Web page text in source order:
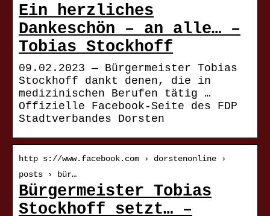
Ein herzliches
Dankeschön – an alle… –
Tobias Stockhoff
09.02.2023 — Bürgermeister Tobias
Stockhoff dankt denen, die in
medizinischen Berufen tätig …
Offizielle Facebook-Seite des FDP
Stadtverbandes Dorsten
http s://www.facebook.com › dorstenonline ›
posts › bür…
Bürgermeister Tobias
Stockhoff setzt… –